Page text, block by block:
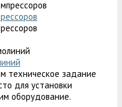
техническое задание
для установки
оборудование.